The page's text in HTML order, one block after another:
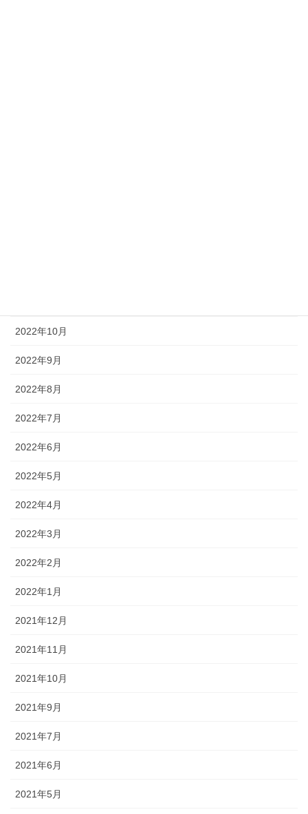
2022年10月
2022年9月
2022年8月
2022年7月
2022年6月
2022年5月
2022年4月
2022年3月
2022年2月
2022年1月
2021年12月
2021年11月
2021年10月
2021年9月
2021年7月
2021年6月
2021年5月